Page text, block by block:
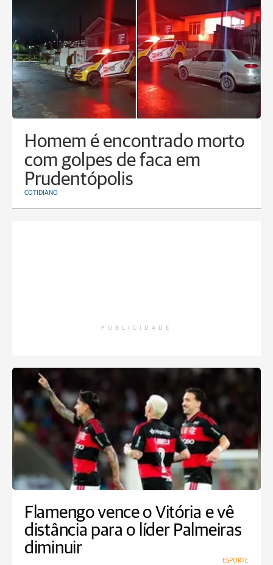
Homem é encontrado morto
com golpes de faca em
Prudentópolis
COTIDIANO
PUBLICIDADE
Flamengo vence o Vitória e vê
distância para o líder Palmeiras
diminuir
ESPORTE